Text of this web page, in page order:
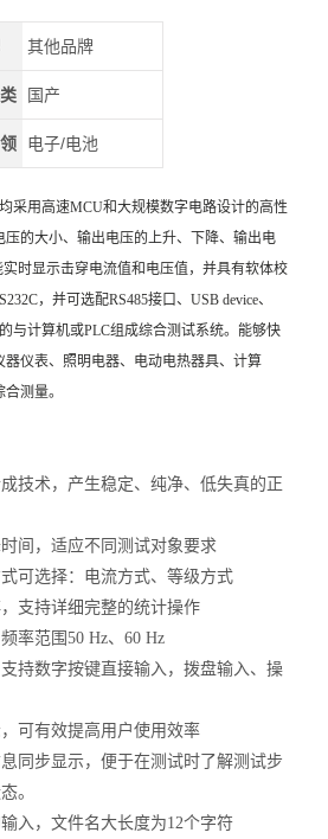
其他品牌
国产
电子/电池
用高速MCU和大规模数字电路设计的高性
压的大小、输出电压的上升、下降、输出电
时显示击穿电流值和电压值，并具有软体校
，并可选配RS485接口、USB device、
与计算机或PLC组成综合测试系统。能够快
仪表、照明电器、电动电热器具、计算
测量。
技术，产生稳定、纯净、低失真的正
间，适应不同测试对象要求
可选择：电流方式、等级方式
支持详细完整的统计操作
率范围50 Hz、60 Hz
持数字按键直接输入，拨盘输入、操
可有效提高用户使用效率
同步显示，便于在测试时了解测试步
。
入，文件名大长度为12个字符